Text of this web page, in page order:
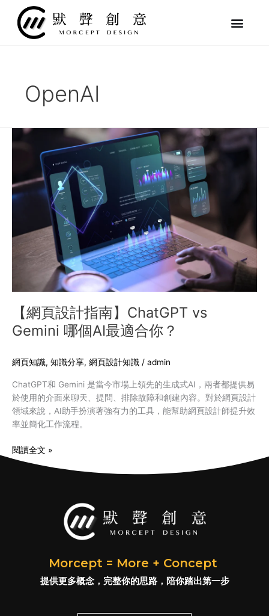
OpenAI
【網頁設計指南】ChatGPT vs
Gemini 哪個AI最適合你？
網頁知識, 知識分享, 網頁設計知識 / admin
ChatGPT和 Gemini 是當今市場上領先的生成式AI，兩者都提供易
於使用的介面來聊天、提問、排除故障和創建內容。對於網頁設計
領域來說，AI助手扮演著強有力的工具，能幫助網頁設計師提升效
率並簡化工作流程。
【網
指
南】
Gemini
最
你？
閱讀全文 »
Morcept = More + Concept
提供更多概念，完整你的思路，陪你踏出第一步